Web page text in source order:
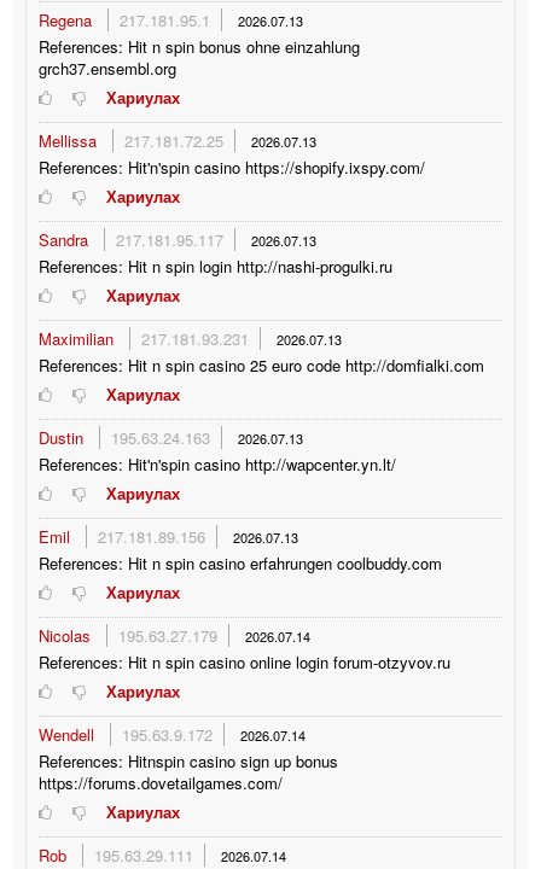
Regena
217.181.95.1 2026.07.13
References: Hit n spin bonus ohne einzahlung
grch37.ensembl.org
Хариулах
Mellissa
217.181.72.25 2026.07.13
References: Hit'n'spin casino https://shopify.ixspy.com/
Хариулах
Sandra
217.181.95.117 2026.07.13
References: Hit n spin login http://nashi-progulki.ru
Хариулах
Maximilian
217.181.93.231 2026.07.13
References: Hit n spin casino 25 euro code http://domfialki.com
Хариулах
Dustin
195.63.24.163 2026.07.13
References: Hit'n'spin casino http://wapcenter.yn.lt/
Хариулах
Emil
217.181.89.156 2026.07.13
References: Hit n spin casino erfahrungen coolbuddy.com
Хариулах
Nicolas
195.63.27.179 2026.07.14
References: Hit n spin casino online login forum-otzyvov.ru
Хариулах
Wendell
195.63.9.172 2026.07.14
References: Hitnspin casino sign up bonus
https://forums.dovetailgames.com/
Хариулах
Rob
195.63.29.111 2026.07.14